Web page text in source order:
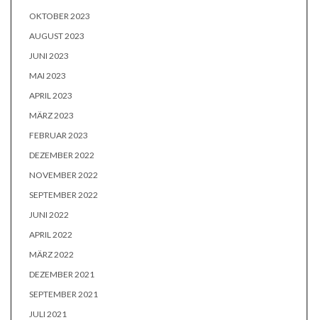
OKTOBER 2023
AUGUST 2023
JUNI 2023
MAI 2023
APRIL 2023
MÄRZ 2023
FEBRUAR 2023
DEZEMBER 2022
NOVEMBER 2022
SEPTEMBER 2022
JUNI 2022
APRIL 2022
MÄRZ 2022
DEZEMBER 2021
SEPTEMBER 2021
JULI 2021